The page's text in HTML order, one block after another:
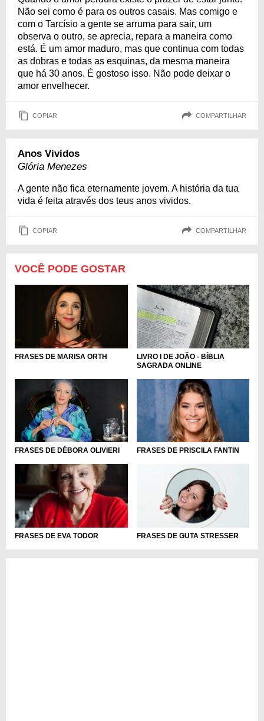
Não sei como é para os outros casais. Mas comigo e
com o Tarcísio a gente se arruma para sair, um
observa o outro, se aprecia, repara a maneira como
está. É um amor maduro, mas que continua com todas
as dobras e todas as esquinas, da mesma maneira
que há 30 anos. É gostoso isso. Não pode deixar o
amor envelhecer.
COPIAR COMPARTILHAR
Anos Vividos
Glória Menezes
A gente não fica eternamente jovem. A história da tua
vida é feita através dos teus anos vividos.
COPIAR COMPARTILHAR
VOCÊ PODE GOSTAR
FRASES DE MARISA ORTH
LIVRO I DE JOÃO - BÍBLIA
SAGRADA ONLINE
FRASES DE DÉBORA OLIVIERI FRASES DE PRISCILA FANTIN
FRASES DE EVA TODOR FRASES DE GUTA STRESSER